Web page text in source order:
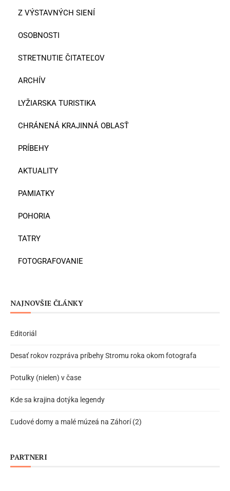
Z VÝSTAVNÝCH SIENÍ
OSOBNOSTI
STRETNUTIE ČITATEĽOV
ARCHÍV
LYŽIARSKA TURISTIKA
CHRÁNENÁ KRAJINNÁ OBLASŤ
PRÍBEHY
AKTUALITY
PAMIATKY
POHORIA
TATRY
FOTOGRAFOVANIE
NAJNOVŠIE ČLÁNKY
Editoriál
Desať rokov rozpráva príbehy Stromu roka okom fotografa
Potulky (nielen) v čase
Kde sa krajina dotýka legendy
Ľudové domy a malé múzeá na Záhorí (2)
PARTNERI